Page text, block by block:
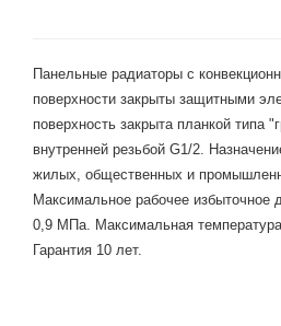
Панельные радиаторы с
поверхности закрыты защитными
поверхность закрыта планкой типа
внутренней резьбой G1/2.
жилых, общественных и
Максимальное рабочее избыточное
0,9 МПа. Максимальная
Гарантия 10 лет.